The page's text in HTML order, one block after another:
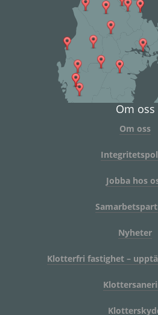
Om oss
Om oss
Jobba hos
Nyheter
Klotterfri fastighet –